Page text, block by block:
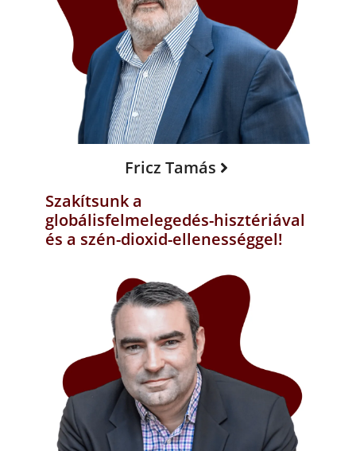
Fricz Tamás
Szakítsunk a
globálisfelmelegedés-hisztériával
és a szén-dioxid-ellenességgel!